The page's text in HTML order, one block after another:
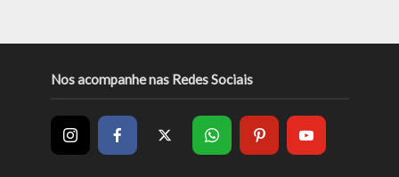
Nos acompanhe nas Redes Sociais